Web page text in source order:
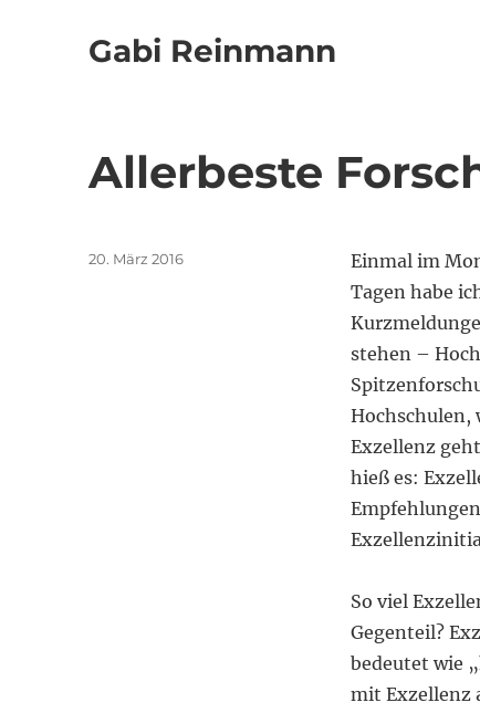
Gabi Reinmann
Allerbeste
Einmal im
Tagen habe
stehen –
Hochschulen,
Exzellenz
hieß es:
So viel
Gegenteil?
bedeutet wie
mit Exzellenz
Veröffentlicht
20. März 2016